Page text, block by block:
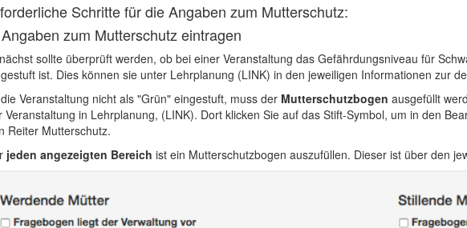
Schritte für die Angaben zum Mutterschutz:
zum Mutterschutz eintragen
sollte überprüft werden, ob bei einer Veranstaltung das Gefährdungsniveau für
ist. Dies können sie unter Lehrplanung (LINK) in den jeweiligen Informationen zur
Veranstaltung nicht als "Grün" eingestuft, muss der Mutterschutzbogen ausgefüllt
Veranstaltung in Lehrplanung, (LINK). Dort klicken Sie auf das Stift-Symbol, um in den
Reiter Mutterschutz.
jeden angezeigten Bereich ist ein Mutterschutzbogen auszufüllen. Dieser ist über den